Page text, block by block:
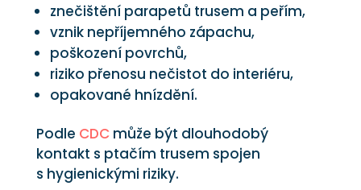
znečištění parapetů trusem a peřím,
vznik nepříjemného zápachu,
poškození povrchů,
riziko přenosu nečistot do interiéru,
opakované hnízdění.
Podle CDCmůže být dlouhodobý
kontakt s ptačím trusem spojen
s hygienickými riziky.